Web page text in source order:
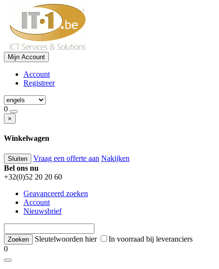
Mijn Account
Account
Registreer
0
×
Winkelwagen
Sluiten Vraag een offerte aan Nakijken
Bel ons nu
+32(0)52 20 20 60
Geavanceerd zoeken
Account
Nieuwsbrief
Sleutelwoorden hier
In voorraad bij leveranciers
0